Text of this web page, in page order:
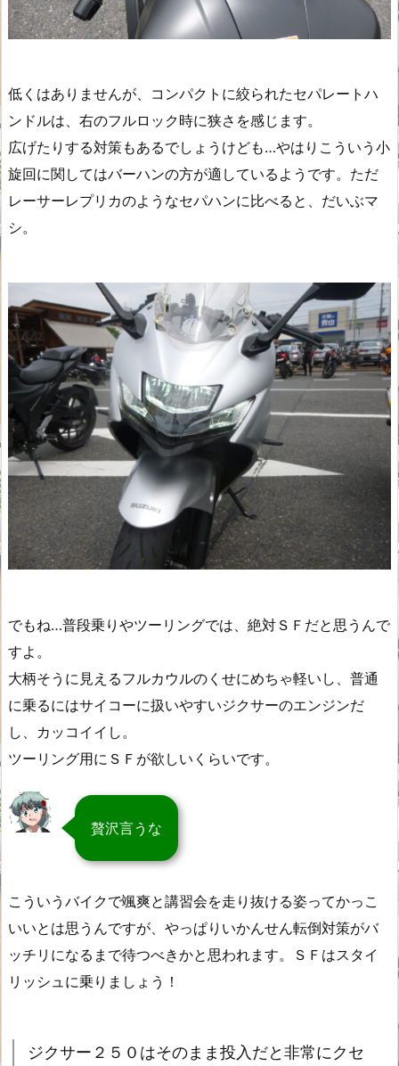
低くはありませんが、コンパクトに絞られたセパレートハ
ンドルは、右のフルロック時に狭さを感じます。
広げたりする対策もあるでしょうけども…やはりこういう小
旋回に関してはバーハンの方が適しているようです。ただ
レーサーレプリカのようなセパハンに比べると、だいぶマ
シ。
でもね…普段乗りやツーリングでは、絶対ＳＦだと思うんで
すよ。
大柄そうに見えるフルカウルのくせにめちゃ軽いし、普通
に乗るにはサイコーに扱いやすいジクサーのエンジンだ
し、カッコイイし。
ツーリング用にＳＦが欲しいくらいです。
贅沢言うな
こういうバイクで颯爽と講習会を走り抜ける姿ってかっこ
いいとは思うんですが、やっぱりいかんせん転倒対策がバ
ッチリになるまで待つべきかと思われます。ＳＦはスタイ
リッシュに乗りましょう！
ジクサー２５０はそのまま投入だと非常にクセ